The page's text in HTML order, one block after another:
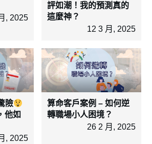
, 2025
評如潮！我的預測真的
這麼神？
12 3 月, 2025
險
他如
, 2025
算命客戶案例 – 如何逆
轉職場小人困境？
26 2 月, 2025